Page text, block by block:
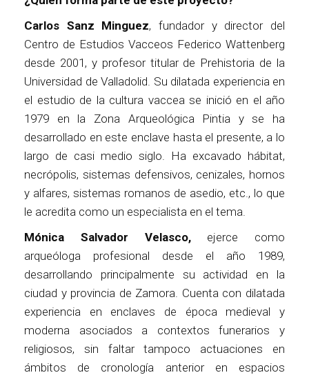
Carlos Sanz Minguez, fundador y director del
Centro de Estudios Vacceos Federico Wattenberg
desde 2001, y profesor titular de Prehistoria de la
Universidad de Valladolid. Su dilatada experiencia en
el estudio de la cultura vaccea se inició en el año
1979 en la Zona Arqueológica Pintia y se ha
desarrollado en este enclave hasta el presente, a lo
largo de casi medio siglo. Ha excavado hábitat,
necrópolis, sistemas defensivos, cenizales, hornos
y alfares, sistemas romanos de asedio, etc., lo que
le acredita como un especialista en el tema.
Mónica Salvador Velasco,ejerce como
arqueóloga profesional desde el año 1989,
desarrollando principalmente su actividad en la
ciudad y provincia de Zamora. Cuenta con dilatada
experiencia en enclaves de época medieval y
moderna asociados a contextos funerarios y
religiosos, sin faltar tampoco actuaciones en
ámbitos de cronología anterior en espacios